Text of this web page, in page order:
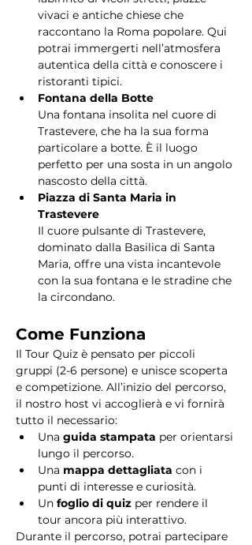
vivaci e antiche chiese che
raccontano la Roma popolare. Qui
potrai immergerti nell’atmosfera
autentica della città e conoscere i
ristoranti tipici.
Fontana della Botte
Una fontana insolita nel cuore di
Trastevere, che ha la sua forma
particolare a botte. È il luogo
perfetto per una sosta in un angolo
nascosto della città.
Piazza di Santa Maria in
Trastevere
Il cuore pulsante di Trastevere,
dominato dalla Basilica di Santa
Maria, offre una vista incantevole
con la sua fontana e le stradine che
la circondano.
Come Funziona
Il Tour Quiz è pensato per piccoli
gruppi (2-6 persone) e unisce scoperta
e competizione. All’inizio del percorso,
il nostro host vi accoglierà e vi fornirà
tutto il necessario:
Una guida stampata per orientarsi
lungo il percorso.
Una mappa dettagliata con i
punti di interesse e curiosità.
Un foglio di quiz per rendere il
tour ancora più interattivo.
Durante il percorso, potrai partecipare